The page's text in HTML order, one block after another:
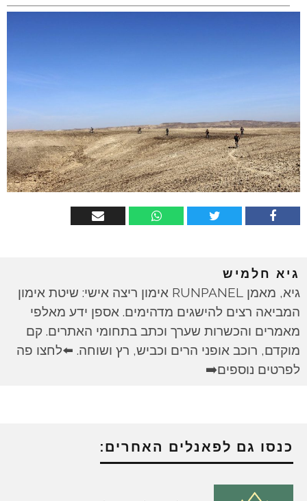
גיא חלמיש
גיא, מאמן RUNPANEL אימון ריצה אישי: שיטת אימון
המביאה רצים להישגים מדהימים. אספן ידע מאלפי
מאמרים והכשרות שערך וכתב בתחומי האתרים. קם
מוקדם, רוכב אופני הרים וכביש, רץ ושוחה. ⬅️לחצו פה
לפרטים נוספים➡️
כנסו גם לפאנלים האחרים: